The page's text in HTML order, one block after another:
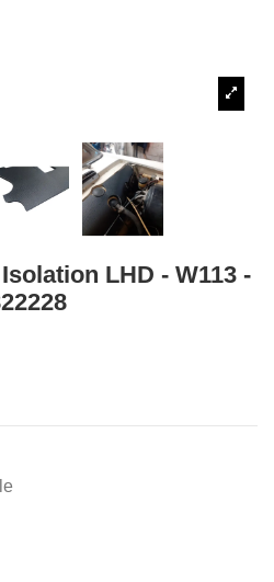
LHD - W113 -